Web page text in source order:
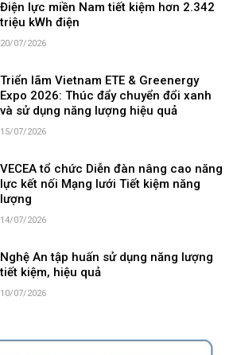
Điện lực miền Nam tiết kiệm hơn 2.342
triệu kWh điện
20/07/2026
Triển lãm Vietnam ETE & Greenergy
Expo 2026: Thúc đẩy chuyển đổi xanh
và sử dụng năng lượng hiệu quả
15/07/2026
VECEA tổ chức Diễn đàn nâng cao năng
lực kết nối Mạng lưới Tiết kiệm năng
lượng
14/07/2026
Nghệ An tập huấn sử dụng năng lượng
tiết kiệm, hiệu quả
10/07/2026